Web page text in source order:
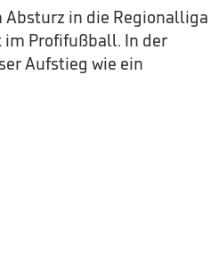
Absturz in die Regionalliga
im Profifußball. In der
Aufstieg wie ein